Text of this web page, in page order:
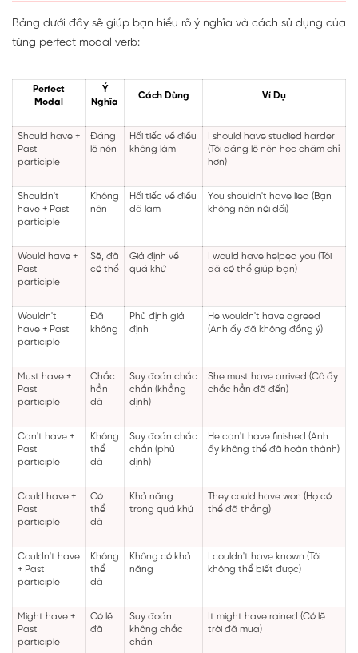
Bảng dưới đây sẽ giúp bạn hiểu rõ ý nghĩa và cách sử dụng của
từng perfect modal verb:
Perfect
Modal
Ý
Nghĩa
Cách Dùng Ví Dụ
Should have +
Past
participle
Đáng
lẽ nên
Hối tiếc về điều
không làm
I should have studied harder
(Tôi đáng lẽ nên học chăm chỉ
hơn)
Shouldn't
have + Past
participle
Không
nên
Hối tiếc về điều
đã làm
You shouldn't have lied (Bạn
không nên nói dối)
Would have +
Past
participle
Sẽ, đã
có thể
Giả định về
quá khứ
I would have helped you (Tôi
đã có thể giúp bạn)
Wouldn't
have + Past
participle
Đã
không
Phủ định giả
định
He wouldn't have agreed
(Anh ấy đã không đồng ý)
Must have +
Past
participle
Chắc
hẳn
đã
Suy đoán chắc
chắn (khẳng
định)
She must have arrived (Cô ấy
chắc hẳn đã đến)
Can't have +
Past
participle
Không
thể
đã
Suy đoán chắc
chắn (phủ
định)
He can't have finished (Anh
ấy không thể đã hoàn thành)
Could have +
Past
participle
Có
thể
đã
Khả năng
trong quá khứ
They could have won (Họ có
thể đã thắng)
Couldn't have
+ Past
participle
Không
thể
đã
Không có khả
năng
I couldn't have known (Tôi
không thể biết được)
Might have +
Past
participle
Có lẽ
đã
Suy đoán
không chắc
chắn
It might have rained (Có lẽ
trời đã mưa)